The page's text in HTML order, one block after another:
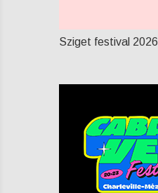
Sziget festival 2026